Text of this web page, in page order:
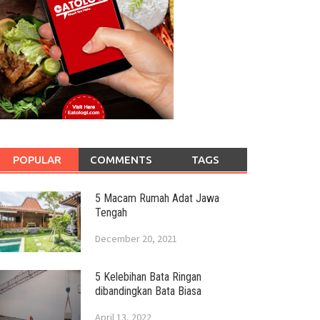
POPULAR COMMENTS TAGS
5 Macam Rumah Adat Jawa
Tengah
December 20, 2021
5 Kelebihan Bata Ringan
dibandingkan Bata Biasa
April 13, 2022